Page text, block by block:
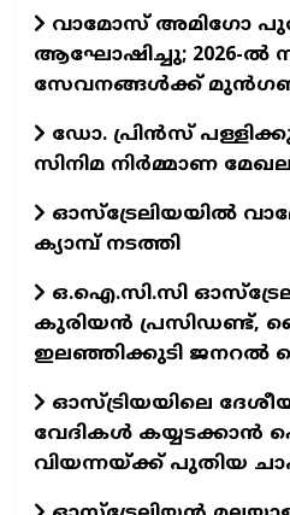
വാമോസ് അമിഗോ
ആഘോഷിച്ചു; 2026-ൽ
സേവനങ്ങൾക്ക്
ഡോ. പ്രിന്‍സ്
സിനിമ നിര്‍മ്മാണ
ഓസ്‌ട്രേലിയയില്‍
ക്യാമ്പ് നടത്തി
ഒ.ഐ.സി.സി
കുരിയന്‍
ഇലഞ്ഞിക്കുടി ജനറല്‍
ഓസ്ട്രിയയിലെ
വേദികള്‍
വിയന്നയ്ക്ക് പുതിയ